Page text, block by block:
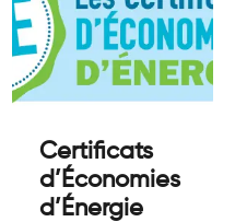
Certificats
d’Économies
d’Énergie